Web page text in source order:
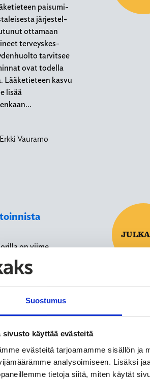
Suostumus
sivusto käyttää evästeitä
evästeitä tarjoamamme sisällön ja
analysoimiseen. Lisäksi
tietoja siitä, miten käytät
paisumi-
järjestel-
ottamaan
terveyskes-
tarvitsee
ovat todella
kasvu
lisää
Vauramo
on viime
sanoa, että
kestävyyden
tehtävistä
ja
Tutkimuksen
ymmärrys
kunnan taloutta
tietopohja.